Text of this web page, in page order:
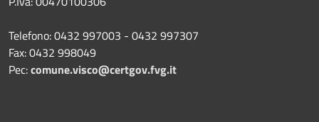
Telefono: 0432 997003 - 0432 997307
Fax: 0432 998049
Pec:comune.visco@certgov.fvg.it